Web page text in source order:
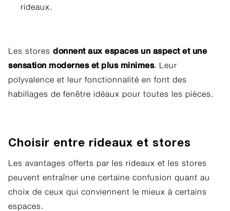
rideaux.
Les stores donnent aux espaces un aspect et une
sensation modernes et plus minimes. Leur
polyvalence et leur fonctionnalité en font des
habillages de fenêtre idéaux pour toutes les pièces.
Choisir entre rideaux et stores
Les avantages offerts par les rideaux et les stores
peuvent entraîner une certaine confusion quant au
choix de ceux qui conviennent le mieux à certains
espaces.